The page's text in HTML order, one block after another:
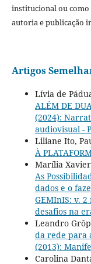
institucional ou
autoria e publicação
Artigos
Lívia de
ALÉM DE
(2024):
audiovisual -
Liliane Ito,
À
Marília
As
dados e o
GEMInIS: v.
desafios na
Leandro
da rede para
(2013):
Carolina